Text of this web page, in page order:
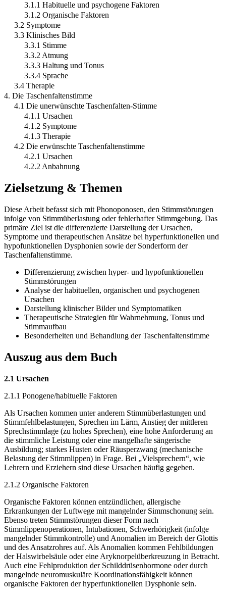
3.1.1 Habituelle und psychogene Faktoren
3.1.2 Organische Faktoren
3.2 Symptome
3.3 Klinisches Bild
3.3.1 Stimme
3.3.2 Atmung
3.3.3 Haltung und Tonus
3.3.4 Sprache
3.4 Therapie
4. Die Taschenfaltenstimme
4.1 Die unerwünschte Taschenfalten-Stimme
4.1.1 Ursachen
4.1.2 Symptome
4.1.3 Therapie
4.2 Die erwünschte Taschenfaltenstimme
4.2.1 Ursachen
4.2.2 Anbahnung
Zielsetzung & Themen
Diese Arbeit befasst sich mit Phonoponosen, den Stimmstörungen
infolge von Stimmüberlastung oder fehlerhafter Stimmgebung. Das
primäre Ziel ist die differenzierte Darstellung der Ursachen,
Symptome und therapeutischen Ansätze bei hyperfunktionellen und
hypofunktionellen Dysphonien sowie der Sonderform der
Taschenfaltenstimme.
Differenzierung zwischen hyper- und hypofunktionellen
Stimmstörungen
Analyse der habituellen, organischen und psychogenen
Ursachen
Darstellung klinischer Bilder und Symptomatiken
Therapeutische Strategien für Wahrnehmung, Tonus und
Stimmaufbau
Besonderheiten und Behandlung der Taschenfaltenstimme
Auszug aus dem Buch
2.1 Ursachen
2.1.1 Ponogene/habituelle Faktoren
Als Ursachen kommen unter anderem Stimmüberlastungen und
Stimmfehlbelastungen, Sprechen im Lärm, Anstieg der mittleren
Sprechstimmlage (zu hohes Sprechen), eine hohe Anforderung an
die stimmliche Leistung oder eine mangelhafte sängerische
Ausbildung; starkes Husten oder Räusperzwang (mechanische
Belastung der Stimmlippen) in Frage. Bei „Vielsprechern“, wie
Lehrern und Erziehern sind diese Ursachen häufig gegeben.
2.1.2 Organische Faktoren
Organische Faktoren können entzündlichen, allergische
Erkrankungen der Luftwege mit mangelnder Simmschonung sein.
Ebenso treten Stimmstörungen dieser Form nach
Stimmlippenoperationen, Intubationen, Schwerhörigkeit (infolge
mangelnder Stimmkontrolle) und Anomalien im Bereich der Glottis
und des Ansatzrohres auf. Als Anomalien kommen Fehlbildungen
der Halswirbelsäule oder eine Aryknorpelüberkreuzung in Betracht.
Auch eine Fehlproduktion der Schilddrüsenhormone oder durch
mangelnde neuromuskuläre Koordinationsfähigkeit können
organische Faktoren der hyperfunktionellen Dysphonie sein.